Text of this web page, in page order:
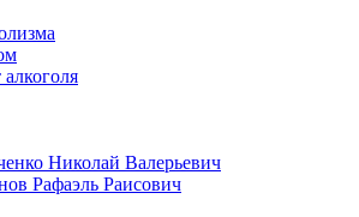
Николай Валерьевич
Рафаэль Раисович